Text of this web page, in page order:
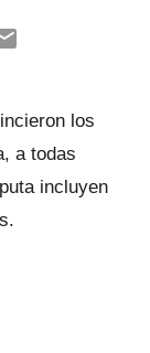
los
a todas
incluyen